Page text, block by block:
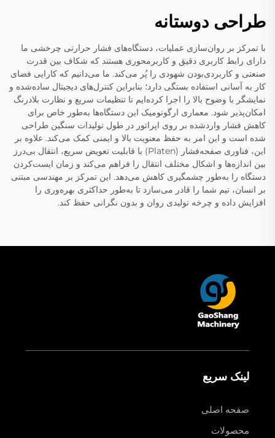
طراحی دوستانه
با تمرکز بر روان‌سازی عملیات، دستگاه‌های فشار حرارتی چرخشی ما
دارای رابط کاربری دقیق و کاربرمحوری هستند که شکاف بین قدرت
صنعتی و کاربردی‌بودن شهودی را پُر می‌کند. ما می‌دانیم که کارایی فضای
کار به آسانی استفاده بستگی دارد؛ بنابراین کنترل‌های دیجیتال ساده‌شده و
نمایشگر با وضوح بالا را اجرا کرده‌ایم تا تنظیمات سریع و نظارت بلادرنگ
امکان‌پذیر شود. معماری ارگونومیک این دستگاه‌ها به‌طور خاص برای
کاهش فشار واردشده بر روی اپراتور در طول تولیدات سنگین طراحی
شده است و این امر به حفظ معنویت بالا و ایمنی کمک می‌کند. علاوه بر
این، فناوری صفحه‌فشار (Platen) با قابلیت تعویض سریع، انتقال بی‌درز
بین اندازه‌ها و اشکال مختلف انتقال را فراهم می‌کند و زمان ایست‌کردن
دستگاه را به‌طور چشمگیری کاهش می‌دهد. این تمرکز بر مهندسی مبتنی
بر انسان، تیم شما را قادر می‌سازد تا به‌طور حداکثری بهره‌وری را
افزایش داده و چرخه تولیدی روان و بدون نگرانی حفظ کند.
لینک سریع
صفحه اصلی
محصولات